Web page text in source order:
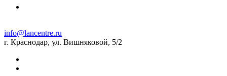
info@lancentre.ru
г. Краснодар, ул. Вишняковой, 5/2